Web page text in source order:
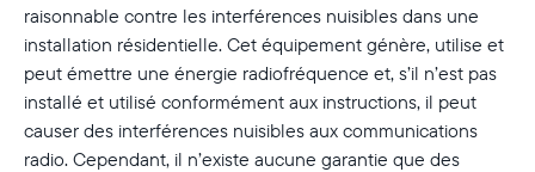
Choisissez votre localisation
Choisir la langue:
raisonnable contre les interférences nuisibles dans une
installation résidentielle. Cet équipement génère, utilise et
peut émettre une énergie radiofréquence et, s’il n’est pas
installé et utilisé conformément aux instructions, il peut
causer des interférences nuisibles aux communications
radio. Cependant, il n’existe aucune garantie que des